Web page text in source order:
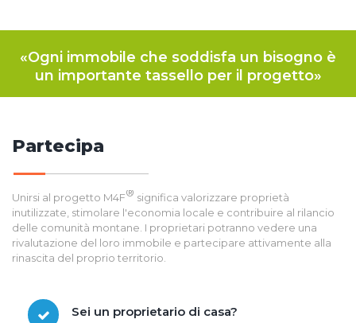
«Ogni immobile che soddisfa un bisogno è
un importante tassello per il progetto»
Partecipa
Unirsi al progetto M4F® significa valorizzare proprietà
inutilizzate, stimolare l'economia locale e contribuire al rilancio
delle comunità montane. I proprietari potranno vedere una
rivalutazione del loro immobile e partecipare attivamente alla
rinascita del proprio territorio.
Sei un proprietario di casa?